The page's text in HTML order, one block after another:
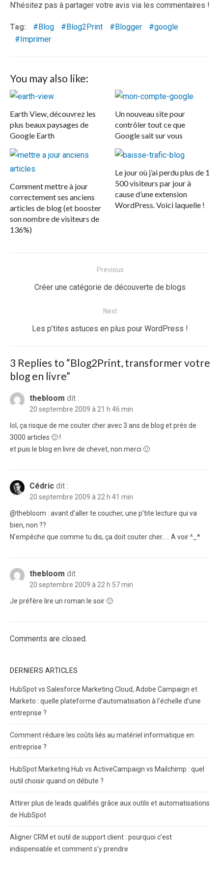
N’hésitez pas à partager votre avis via les commentaires !
Tag: Blog Blog2Print Blogger
google
Imprimer
You may also like:
Earth View, découvrez les
plus beaux paysages de
Google Earth
Un nouveau site pour
contrôler tout ce que
Google sait sur vous
Comment mettre à jour
correctement ses anciens
articles de blog (et booster
son nombre de visiteurs de
136%)
Le jour où j’ai perdu plus de 1
500 visiteurs par jour à
cause d’une extension
WordPress. Voici laquelle !
Previous
Previous
Créer une catégorie de découverte de blogs
Next
Next
Les p’tites astuces en plus pour WordPress !
3 Replies to “Blog2Print, transformer votre
blog en livre”
thebloom dit :
20 septembre 2009 à 21 h 46 min
lol, ça risque de me couter cher avec 3 ans de blog et près de
3000 articles 🙂 !
et puis le blog en livre de chevet, non merci 🙂
Cédric dit :
20 septembre 2009 à 22 h 41 min
@thebloom : avant d’aller te coucher, une p’tite lecture qui va
bien, non ??
N’empêche que comme tu dis, ça doit couter cher….. A voir ^_*
thebloom dit :
20 septembre 2009 à 22 h 57 min
Je préfère lire un roman le soir 🙂
Comments are closed.
DERNIERS ARTICLES
HubSpot vs Salesforce Marketing Cloud, Adobe Campaign et
Marketo : quelle plateforme d’automatisation à l’échelle d’une
entreprise ?
Comment réduire les coûts liés au matériel informatique en
entreprise ?
HubSpot Marketing Hub vs ActiveCampaign vs Mailchimp : quel
outil choisir quand on débute ?
Attirer plus de leads qualifiés grâce aux outils et automatisations
de HubSpot
Aligner CRM et outil de support client : pourquoi c’est
indispensable et comment s’y prendre